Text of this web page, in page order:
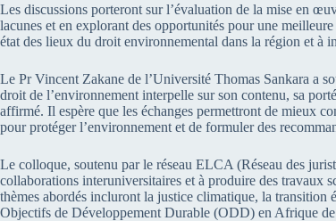
Les discussions porteront sur l’évaluation de la mise en
lacunes et en explorant des opportunités pour une
état des lieux du droit environnemental dans la région et à
Le Pr Vincent Zakane de l’Université Thomas Sankara a
droit de l’environnement interpelle sur son contenu, sa
affirmé. Il espère que les échanges permettront de mieux
pour protéger l’environnement et de formuler des
Le colloque, soutenu par le réseau ELCA (Réseau des
collaborations interuniversitaires et à produire des travaux
thèmes abordés incluront la justice climatique, la transition
Objectifs de Développement Durable (ODD) en Afrique de